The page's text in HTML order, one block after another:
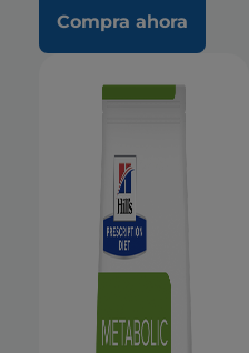
Compra ahora